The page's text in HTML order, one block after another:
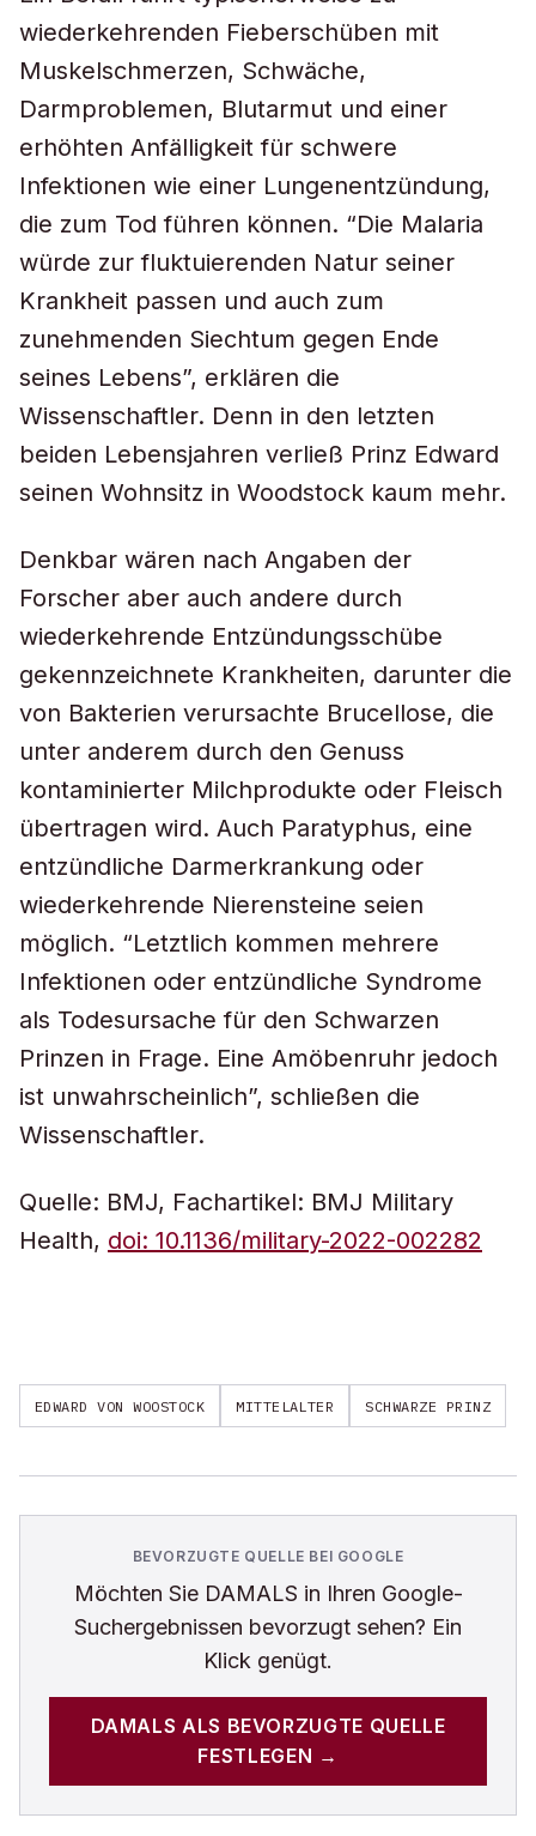
wiederkehrenden Fieberschüben mit
Muskelschmerzen, Schwäche,
Darmproblemen, Blutarmut und einer
erhöhten Anfälligkeit für schwere
Infektionen wie einer Lungenentzündung,
die zum Tod führen können. “Die Malaria
würde zur fluktuierenden Natur seiner
Krankheit passen und auch zum
zunehmenden Siechtum gegen Ende
seines Lebens”, erklären die
Wissenschaftler. Denn in den letzten
beiden Lebensjahren verließ Prinz Edward
seinen Wohnsitz in Woodstock kaum mehr.
Denkbar wären nach Angaben der
Forscher aber auch andere durch
wiederkehrende Entzündungsschübe
gekennzeichnete Krankheiten, darunter die
von Bakterien verursachte Brucellose, die
unter anderem durch den Genuss
kontaminierter Milchprodukte oder Fleisch
übertragen wird. Auch Paratyphus, eine
entzündliche Darmerkrankung oder
wiederkehrende Nierensteine seien
möglich. “Letztlich kommen mehrere
Infektionen oder entzündliche Syndrome
als Todesursache für den Schwarzen
Prinzen in Frage. Eine Amöbenruhr jedoch
ist unwahrscheinlich”, schließen die
Wissenschaftler.
Quelle: BMJ, Fachartikel: BMJ Military
Health, doi: 10.1136/military-2022-002282
EDWARD VON WOOSTOCK MITTELALTER SCHWARZE PRINZ
BEVORZUGTE QUELLE BEI GOOGLE
Möchten Sie DAMALS in Ihren Google-
Suchergebnissen bevorzugt sehen? Ein
Klick genügt.
DAMALS ALS BEVORZUGTE QUELLE
FESTLEGEN →